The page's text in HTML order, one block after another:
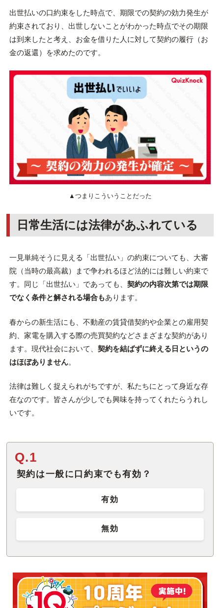
出世払いの口約束をした時点で、期限での契約の効力発生が
約束されており、出世しないことがわかった時点でその期限
は到来したと考え、お金を借りた人に対して契約の履行（お
金の返還）を求めたのです。
▲つまりこういうことだった
日常生活には法律があふれている
一見単純そうに見える「出世払い」の約束についても、大審
院（当時の最高裁）まで争われるほど法的には難しい約束で
す。同じ「出世払い」であっても、 契約の内容次第では期限
でなく条件と解される場合もあります。
春からの新生活にも、不動産の賃貸借契約や企業との雇用契
約、家電を購入する際の売買契約などさまざまな契約があり
ます。現代社会において、 契約を結ばずに終える日というの
はほぼありません。
法律は難しく捉えられがちですが、私たちにとって身近な存
在なのです。皆さんが少しでも興味を持ってくれたらうれし
いです。
Q.1
契約は一般に口約束でも有効？
有効
無効